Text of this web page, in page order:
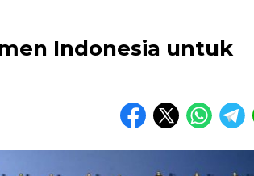
Indonesia untuk